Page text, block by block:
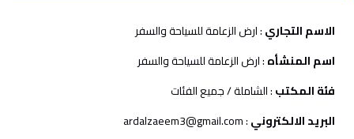
الاسم التجاري: ارض الزعامة للسياحة والسفر
اسم المنشأه: ارض الزعامة للسياحة والسفر
فئة المكتب: الشاملة / جميع الفئات
البريد الالكتروني:
ardalzaeem3@gmail.com